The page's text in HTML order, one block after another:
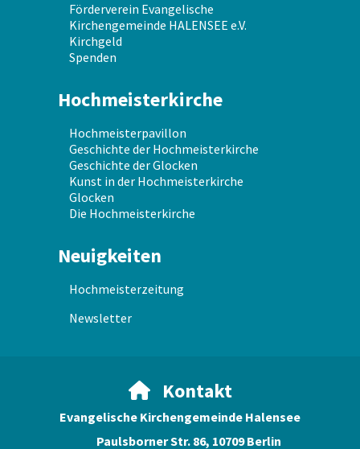
Förderverein Evangelische
Kirchengemeinde HALENSEE e.V.
Kirchgeld
Spenden
Hochmeisterkirche
Hochmeisterpavillon
Geschichte der Hochmeisterkirche
Geschichte der Glocken
Kunst in der Hochmeisterkirche
Glocken
Die Hochmeisterkirche
Neuigkeiten
Hochmeisterzeitung
Newsletter
Kontakt
Evangelische Kirchengemeinde Halensee
Paulsborner Str. 86, 10709 Berlin